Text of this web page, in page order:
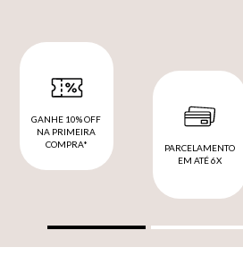
GANHE 10% OFF
NA PRIMEIRA
COMPRA*
PARCELAMENTO
EM ATÉ 6X